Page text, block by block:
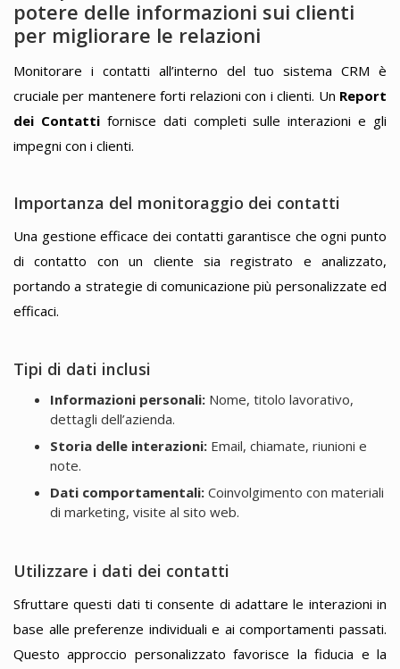
potere delle informazioni sui clienti
per migliorare le relazioni
Monitorare i contatti all’interno del tuo sistema CRM è
cruciale per mantenere forti relazioni con i clienti. Un Report
dei Contattifornisce dati completi sulle interazioni e gli
impegni con i clienti.
Importanza del monitoraggio dei contatti
Una gestione efficace dei contatti garantisce che ogni punto
di contatto con un cliente sia registrato e analizzato,
portando a strategie di comunicazione più personalizzate ed
efficaci.
Tipi di dati inclusi
Informazioni personali:Nome, titolo lavorativo,
dettagli dell’azienda.
Storia delle interazioni:Email, chiamate, riunioni e
note.
Dati comportamentali:Coinvolgimento con materiali
di marketing, visite al sito web.
Utilizzare i dati dei contatti
Sfruttare questi dati ti consente di adattare le interazioni in
base alle preferenze individuali e ai comportamenti passati.
Questo approccio personalizzato favorisce la fiducia e la